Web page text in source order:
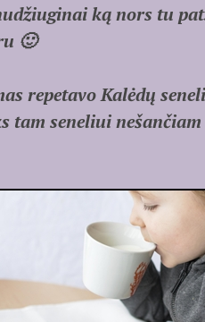
ką nors tu
🙂
repetavo Kalėdų
tam seneliui